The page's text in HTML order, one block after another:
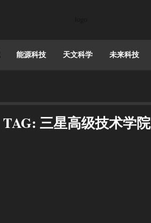
能源科技 天文科学 未来科技
TAG: 三星高级技术学院